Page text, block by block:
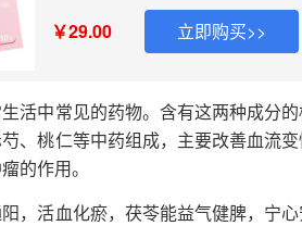
下，小腹胀痛者。
￥29.00 立即购买>>
活中常见的药物。含有这两种成分
、桃仁等中药组成，主要改善血流
的作用。
，活血化瘀，茯苓能益气健脾，宁